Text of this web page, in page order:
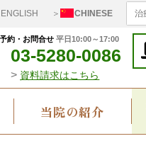
ENGLISH ＞ CHINESE
約・お問合せ 平日10:00～17:00
03-5280-0086
> 資料請求はこちら
当院の紹介